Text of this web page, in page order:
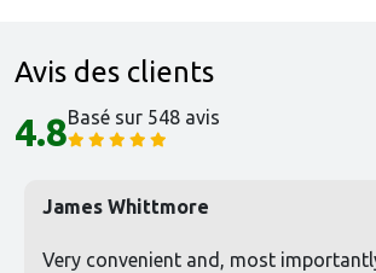
Avis des clients
4.8Basé sur 548 avis
James Whittmore
Very convenient and, most